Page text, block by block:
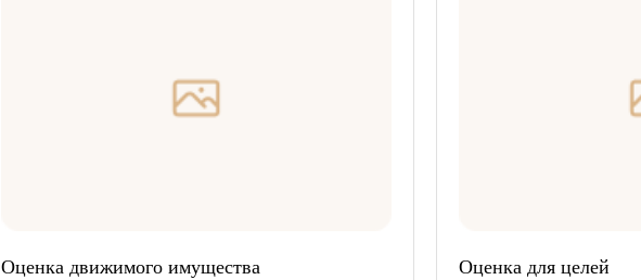
Оценка движимого имущества Оценка для целей